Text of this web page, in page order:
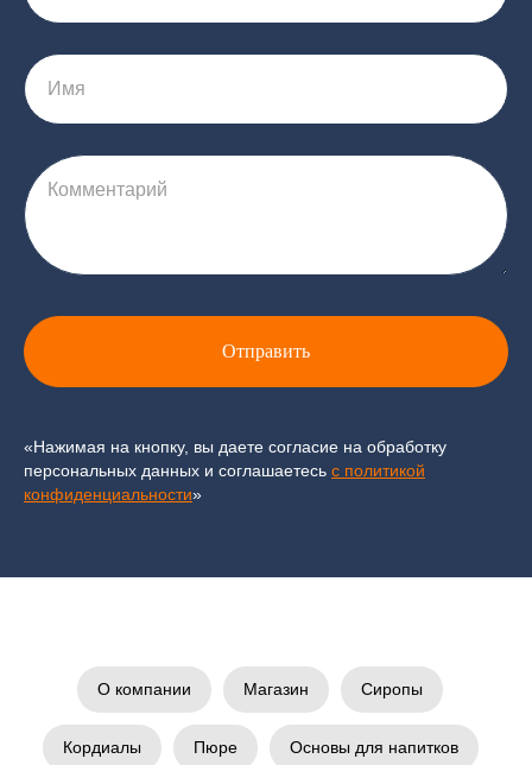
Имя
Комментарий
Отправить
«Нажимая на кнопку, вы даете согласие на обработку
персональных данных и соглашаетесь c политикой
конфиденциальности»
О компании Магазин Сиропы
Кордиалы Пюре Основы для напитков